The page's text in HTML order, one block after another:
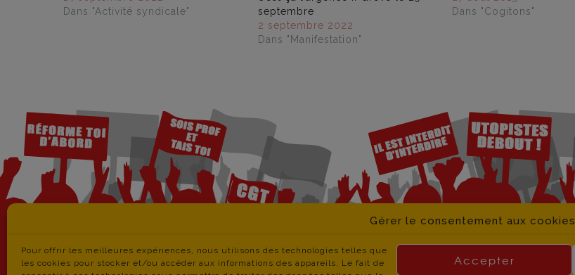
Gérer le consentement aux cookies
Pour offrir les meilleures expériences, nous utilisons des technologies telles que
les cookies pour stocker et/ou accéder aux informations des appareils. Le fait de
Accepter
Dans "Activité syndicale"
septembre
2 septembre 2022
Dans "Manifestation"
Dans "Cogitons"